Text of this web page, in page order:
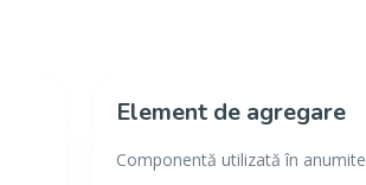
Element de agregare
Componentă utilizată în anumite